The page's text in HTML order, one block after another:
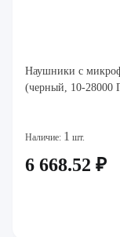
Наушники с
(черный, 10-28000
Наличие: 1 шт.
6 668.52 ₽